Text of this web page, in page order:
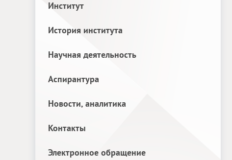
Институт
История института
Научная деятельность
Аспирантура
Новости, аналитика
Контакты
Электронное обращение